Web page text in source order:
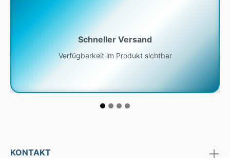
Schneller Versand
Verfügbarkeit im Produkt sichtbar
KONTAKT